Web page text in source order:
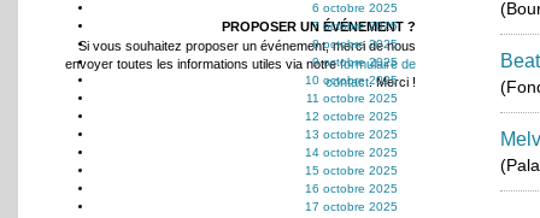
6 octobre 2025
7 octobre 2025
8 octobre 2025
9 octobre 2025
10 octobre 2025
11 octobre 2025
12 octobre 2025
13 octobre 2025
14 octobre 2025
15 octobre 2025
16 octobre 2025
17 octobre 2025
PROPOSER UN ÉVÉNEMENT ?
Si vous souhaitez proposer un événement, merci de nous
envoyer toutes les informations utiles via notreformulaire de
contact. Merci !